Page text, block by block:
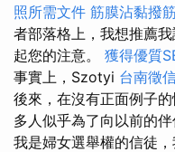
照所需文件 筋膜沾黏撥
者部落格上，我想推薦
起您的注意。 獲得優質
事實上，Szotyi 台南徵
後來，在沒有正面例子
多人似乎為了向以前的
我是婦女選舉權的信徒